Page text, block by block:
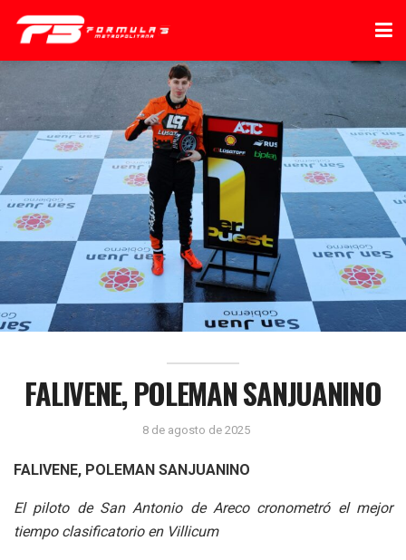
FALIVENE, POLEMAN SANJUANINO
8 de agosto de 2025
FALIVENE, POLEMAN SANJUANINO
El piloto de San Antonio de Areco cronometró el mejor
tiempo clasificatorio en Villicum